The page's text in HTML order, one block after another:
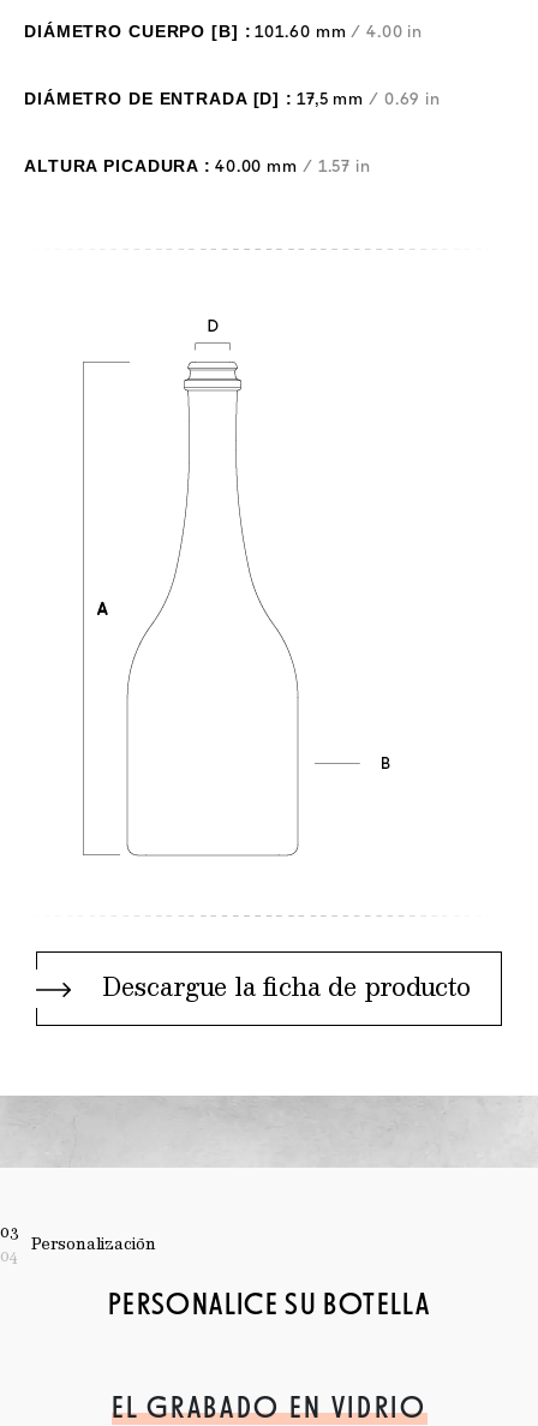
DIÁMETRO CUERPO [B] : 101.60 mm/ 4.00 in
DIÁMETRO DE ENTRADA [D] : 17,5 mm / 0.69 in
ALTURA PICADURA : 40.00 mm / 1.57 in
Descargue la ficha de producto
03
04
Personalización
PERSONALICE SU BOTELLA
EL GRABADO EN VIDRIO